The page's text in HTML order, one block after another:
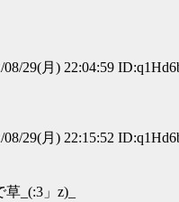
08/29(月) 22:04:59
08/29(月) 22:15:52
_(:3」z)_